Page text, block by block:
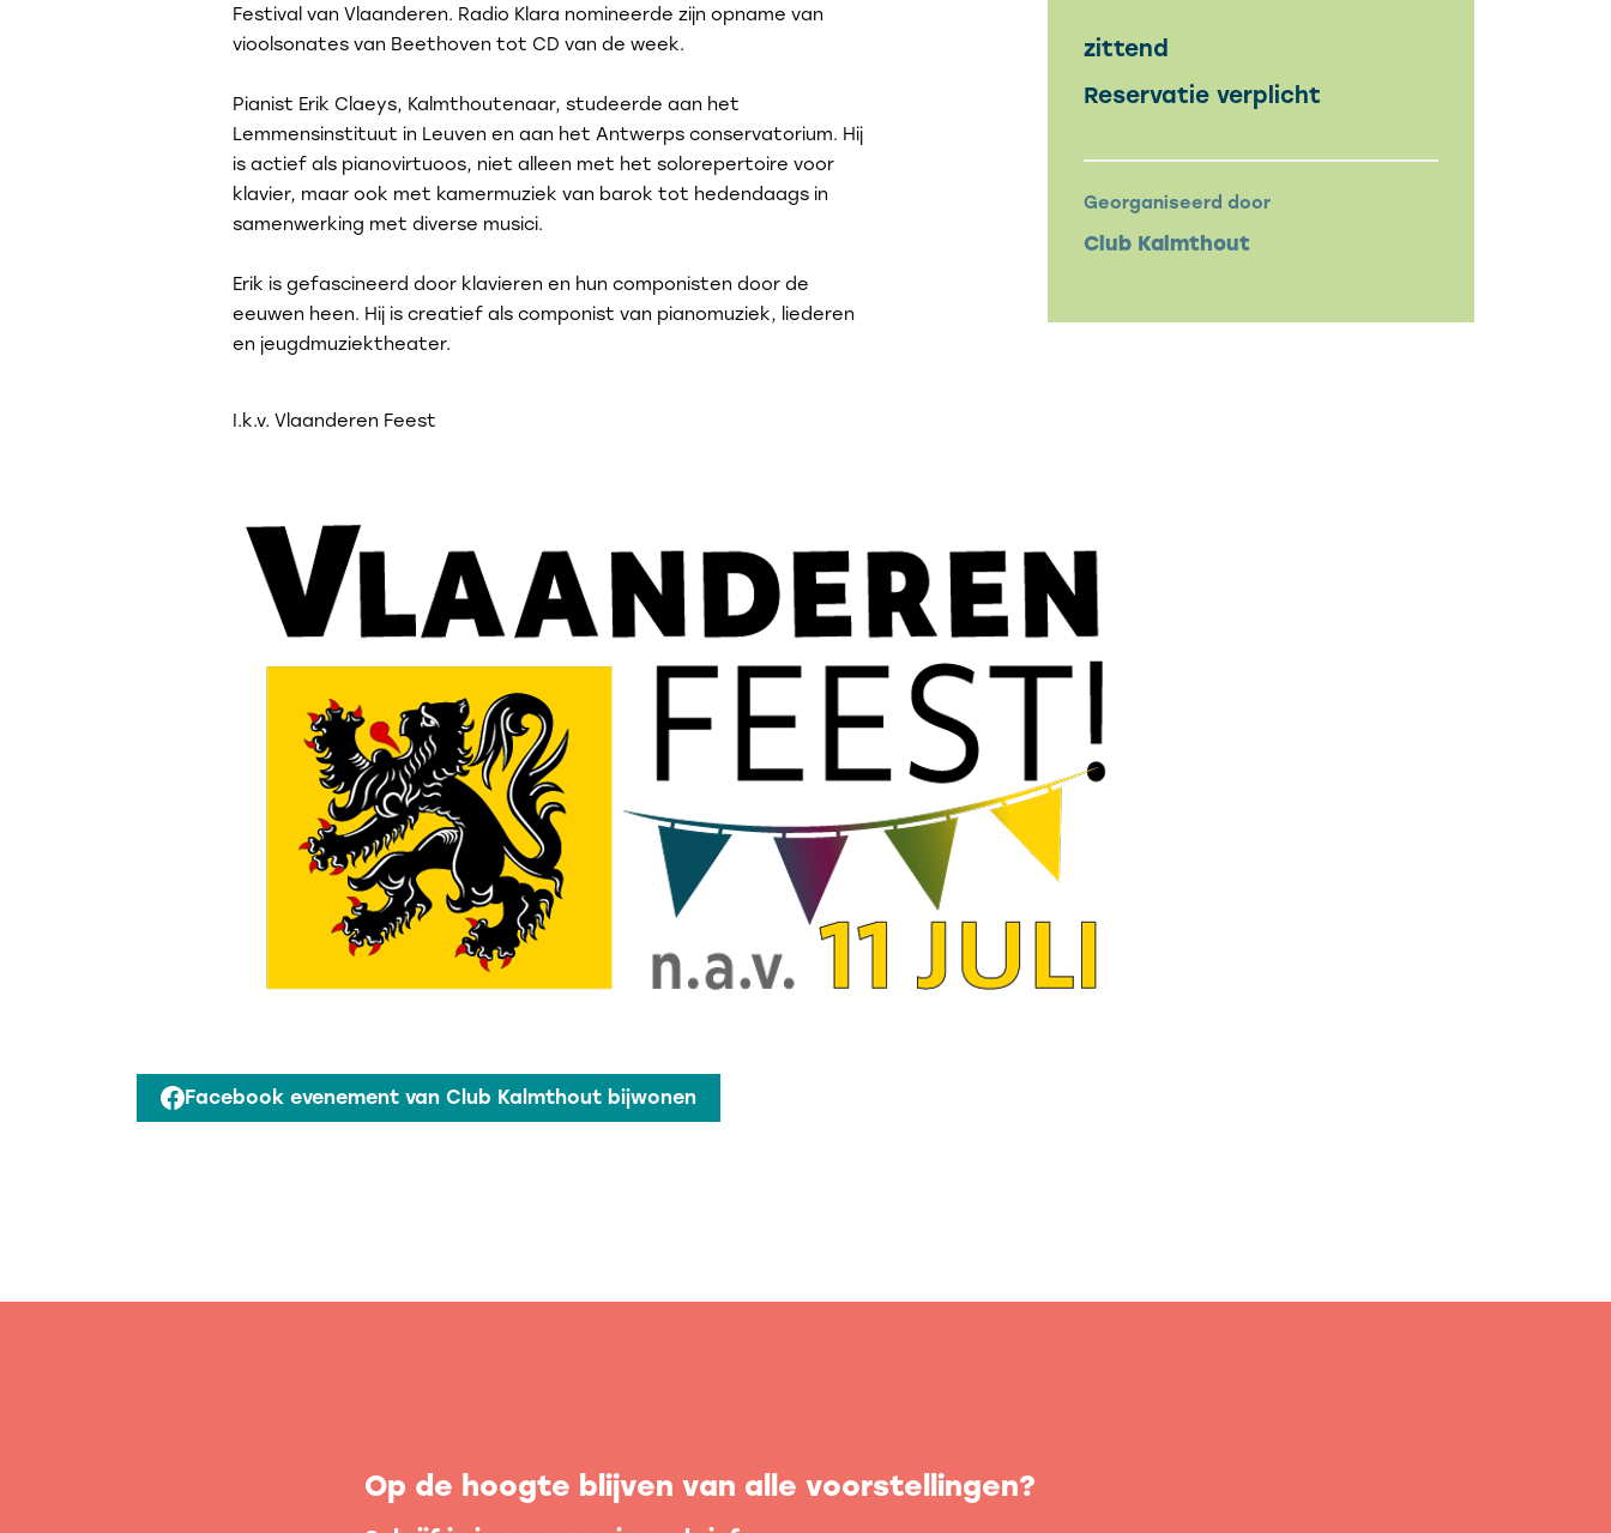
Festival van Vlaanderen. Radio Klara nomineerde zijn opname van
vioolsonates van Beethoven tot CD van de week.
Pianist Erik Claeys, Kalmthoutenaar, studeerde aan het
Lemmensinstituut in Leuven en aan het Antwerps conservatorium. Hij
is actief als pianovirtuoos, niet alleen met het solorepertoire voor
klavier, maar ook met kamermuziek van barok tot hedendaags in
samenwerking met diverse musici.
Erik is gefascineerd door klavieren en hun componisten door de
eeuwen heen. Hij is creatief als componist van pianomuziek, liederen
en jeugdmuziektheater.
I.k.v. Vlaanderen Feest
Facebook evenement van Club Kalmthout bijwonen
zittend
Reservatie verplicht
Georganiseerd door
Club Kalmthout
Op de hoogte blijven van alle voorstellingen?